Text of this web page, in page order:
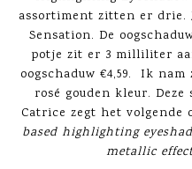
assortiment zitten er drie.
Sensation. De
potje zit er 3 milliliter
oogschaduw €4,59. Ik
rosé gouden kleur.
Catrice zegt het volgende
based highlighting
metallic